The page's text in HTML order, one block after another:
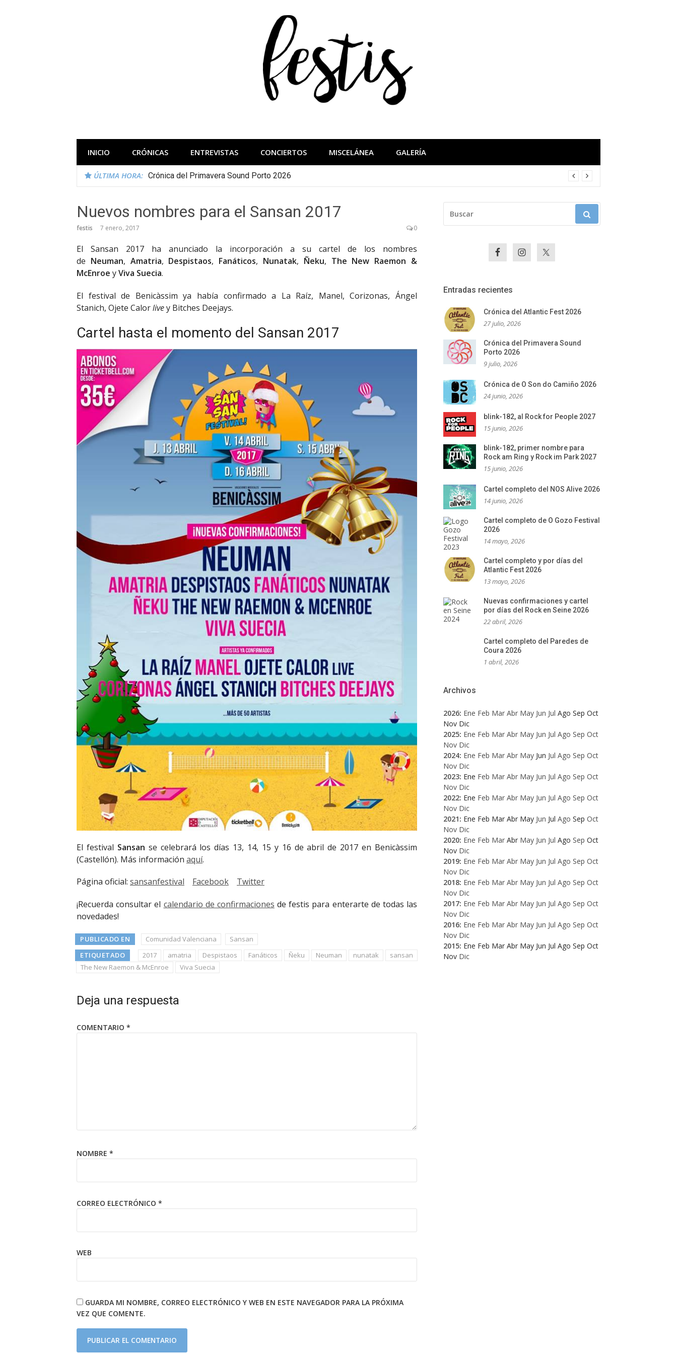
INICIO CRÓNICAS ENTREVISTAS CONCIERTOS MISCELÁNEA GALERÍA
ÚLTIMA HORA: Crónica del Primavera Sound Porto 2026
Nuevos nombres para el Sansan 2017
festis 7 enero, 2017 0
El Sansan 2017 ha anunciado la incorporación a su cartel de los nombres
de Neuman, Amatria, Despistaos, Fanáticos, Nunatak, Ñeku, The New Raemon &
McEnroe yViva Suecia.
El festival de Benicàssim ya había confirmado a La Raíz, Manel, Corizonas, Ángel
Stanich, Ojete Calorlivey Bitches Deejays.
Cartel hasta el momento del Sansan 2017
El festival Sansan se celebrará los días 13, 14, 15 y 16 de abril de 2017 en Benicàssim
(Castellón). Más información aquí.
Página oficial: sansanfestival Facebook Twitter
¡Recuerda consultar el calendario de confirmaciones de festis para enterarte de todas las
novedades!
PUBLICADO EN Comunidad Valenciana
Sansan
ETIQUETADO
2017 amatria Despistaos Fanáticos Ñeku Neuman nunatak
sansan
The New Raemon & McEnroe
Viva Suecia
Deja una respuesta
COMENTARIO *
NOMBRE *
CORREO ELECTRÓNICO *
WEB
GUARDA MI NOMBRE, CORREO ELECTRÓNICO Y WEB EN ESTE NAVEGADOR PARA LA PRÓXIMA
VEZ QUE COMENTE.
Entradas recientes
Crónica del Atlantic Fest 2026
27 julio, 2026
Crónica del Primavera Sound
Porto 2026
9 julio, 2026
Crónica de O Son do Camiño 2026
24 junio, 2026
blink-182, al Rock for People 2027
15 junio, 2026
blink-182, primer nombre para
Rock am Ring y Rock im Park 2027
15 junio, 2026
Cartel completo del NOS Alive 2026
14 junio, 2026
Cartel completo de O Gozo Festival
2026
14 mayo, 2026
Cartel completo y por días del
Atlantic Fest 2026
13 mayo, 2026
Nuevas confirmaciones y cartel
por días del Rock en Seine 2026
22 abril, 2026
Cartel completo del Paredes de
Coura 2026
1 abril, 2026
Archivos
2026: Ene Feb Mar Abr May Jun Jul Ago Sep Oct
Nov Dic
2025: Ene Feb Mar Abr May Jun Jul Ago Sep Oct
Nov Dic
2024: Ene Feb Mar Abr May Jun Jul Ago Sep Oct
Nov Dic
2023: Ene Feb Mar Abr May Jun Jul Ago Sep Oct
Nov Dic
2022: Ene Feb Mar Abr May Jun Jul Ago Sep Oct
Nov Dic
2021: Ene Feb Mar Abr May Jun Jul Ago Sep Oct
Nov Dic
2020: Ene Feb Mar Abr May Jun Jul Ago Sep Oct
Nov Dic
2019: Ene Feb Mar Abr May Jun Jul Ago Sep Oct
Nov Dic
2018: Ene Feb Mar Abr May Jun Jul Ago Sep Oct
Nov Dic
2017: Ene Feb Mar Abr May Jun Jul Ago Sep Oct
Nov Dic
2016: Ene Feb Mar Abr May Jun Jul Ago Sep Oct
Nov Dic
2015: Ene Feb Mar Abr May Jun Jul Ago Sep Oct
Nov Dic